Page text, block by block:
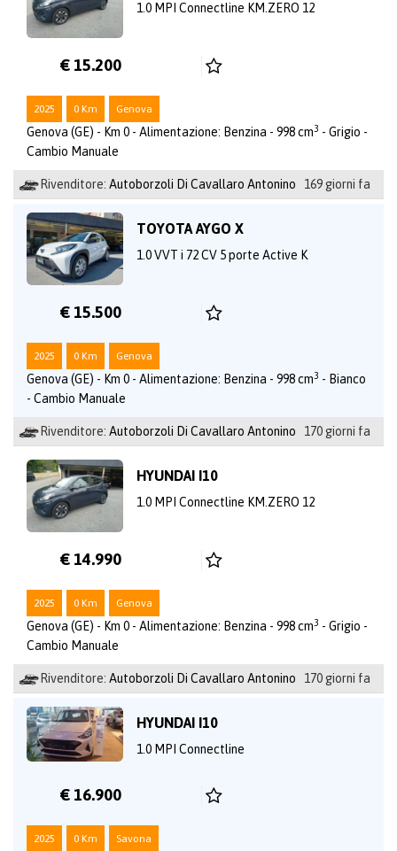
1.0 MPI Connectline KM.ZERO 12
€ 15.200
2025 0 Km Genova
Genova (GE) - Km 0 - Alimentazione: Benzina - 998 cm3 - Grigio -
Cambio Manuale
Rivenditore: Autoborzoli Di Cavallaro Antonino 169 giorni fa
TOYOTA AYGO X
1.0 VVT i 72 CV 5 porte Active K
€ 15.500
2025 0 Km Genova
Genova (GE) - Km 0 - Alimentazione: Benzina - 998 cm3 - Bianco
- Cambio Manuale
Rivenditore: Autoborzoli Di Cavallaro Antonino 170 giorni fa
HYUNDAI I10
1.0 MPI Connectline KM.ZERO 12
€ 14.990
2025 0 Km Genova
Genova (GE) - Km 0 - Alimentazione: Benzina - 998 cm3 - Grigio -
Cambio Manuale
Rivenditore: Autoborzoli Di Cavallaro Antonino 170 giorni fa
HYUNDAI I10
1.0 MPI Connectline
€ 16.900
2025 0 Km Savona